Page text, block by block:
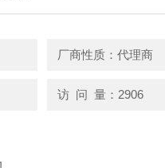
厂商性质：代理商
访 问 量：2906